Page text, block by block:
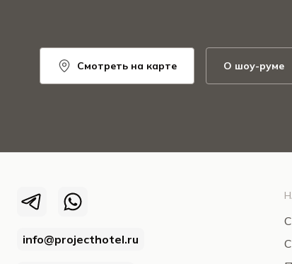
Смотреть на карте О шоу-руме
info@projecthotel.ru